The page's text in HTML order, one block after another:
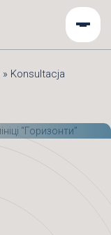
» Konsultacja